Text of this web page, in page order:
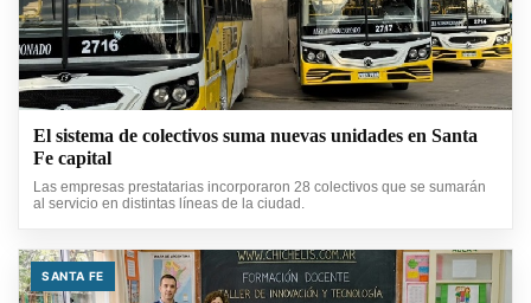
El sistema de colectivos suma nuevas unidades en Santa
Fe capital
Las empresas prestatarias incorporaron 28 colectivos que se sumarán
al servicio en distintas líneas de la ciudad.
SANTA FE